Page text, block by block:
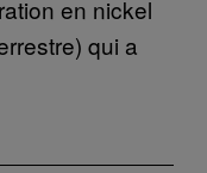
en nickel
qui a